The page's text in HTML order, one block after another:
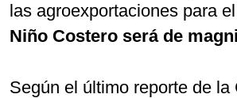
las agroexportaciones para
Niño Costero será de
Según el último reporte de